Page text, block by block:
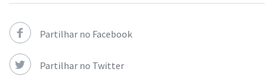
Partilhar no Facebook
Partilhar no Twitter